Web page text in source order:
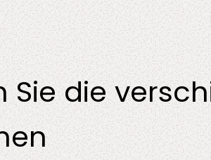
Sie die